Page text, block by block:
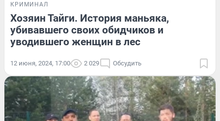
КРИМИНАЛ
Хозяин Тайги. История маньяка,
убивавшего своих обидчиков и
уводившего женщин в лес
12 июня, 2024, 17:00 2 029 Обсудить